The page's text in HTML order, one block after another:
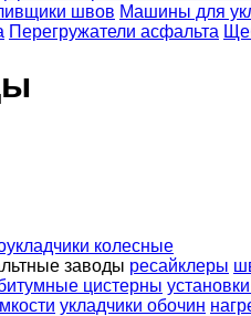
швов Машины для
Перегружатели асфальта
колесные
заводы ресайклеры
цистерны
укладчики обочин